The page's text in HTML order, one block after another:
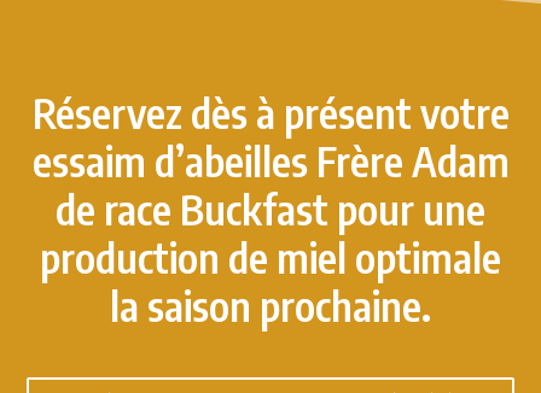
Réservez dès à présent votre
essaim d’abeilles Frère Adam
de race Buckfast pour une
production de miel optimale
la saison prochaine.